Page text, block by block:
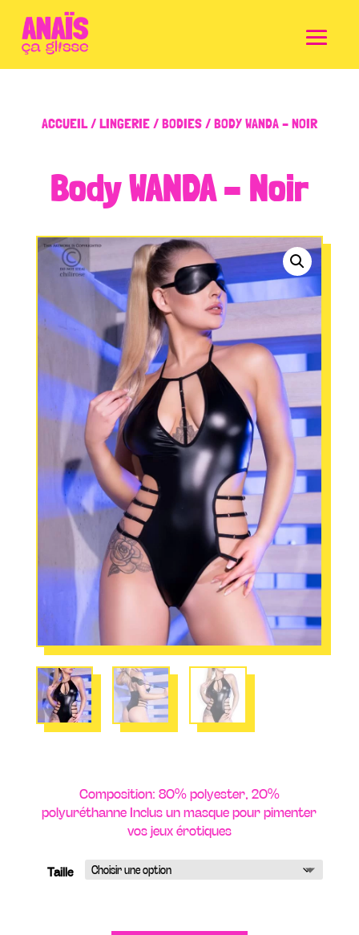
ACCUEIL/LINGERIE/BODIES/ BODY WANDA – NOIR
Body WANDA – Noir
Composition: 80% polyester, 20%
polyuréthanne Inclus un masque pour pimenter
vos jeux érotiques
Taille